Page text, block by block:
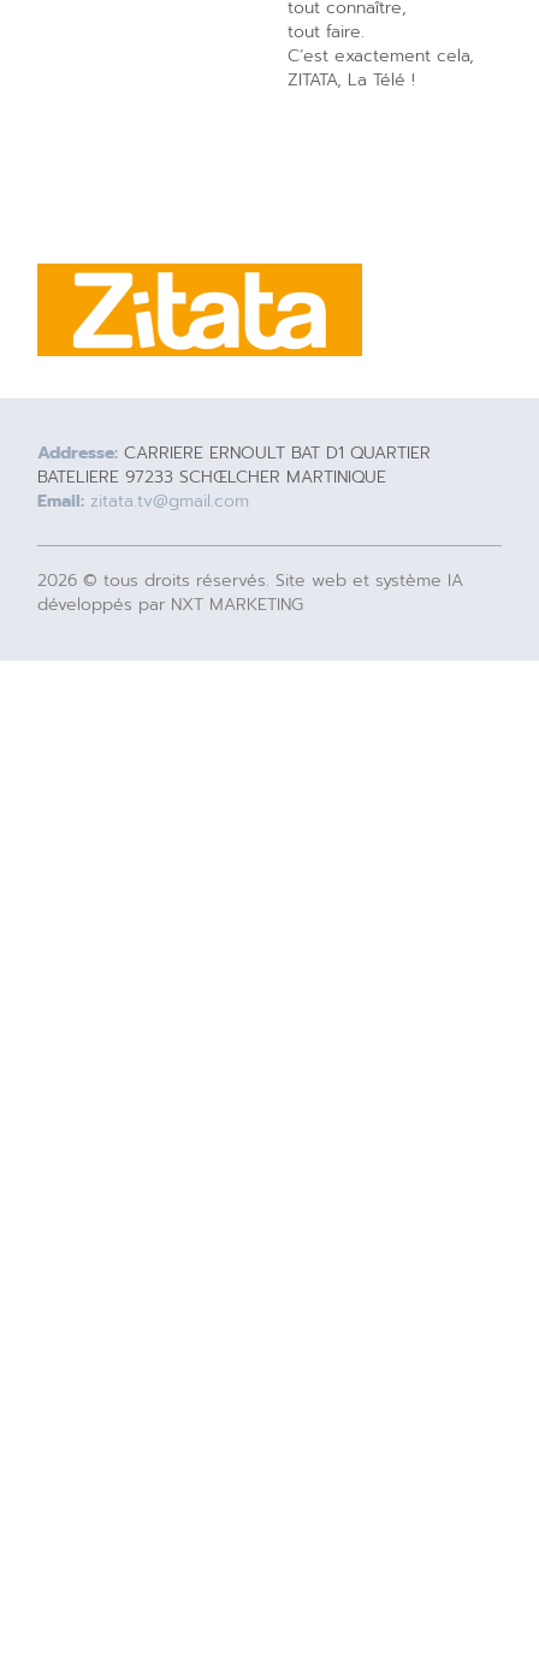
tout connaître,
tout faire.
C’est exactement cela,
ZITATA, La Télé !
Addresse: CARRIERE ERNOULT BAT D1 QUARTIER
BATELIERE 97233 SCHŒLCHER MARTINIQUE
Email: zitata.tv@gmail.com
2026 © tous droits réservés. Site web et système IA
développés par NXT MARKETING